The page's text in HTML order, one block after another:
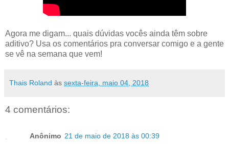
Agora me digam... quais dúvidas vocês ainda têm sobre
aditivo? Usa os comentários pra conversar comigo e a gente
se vê na semana que vem!
Thais Roland às sexta-feira, maio 04, 2018
4 comentários:
Anônimo 21 de maio de 2018 às 00:39